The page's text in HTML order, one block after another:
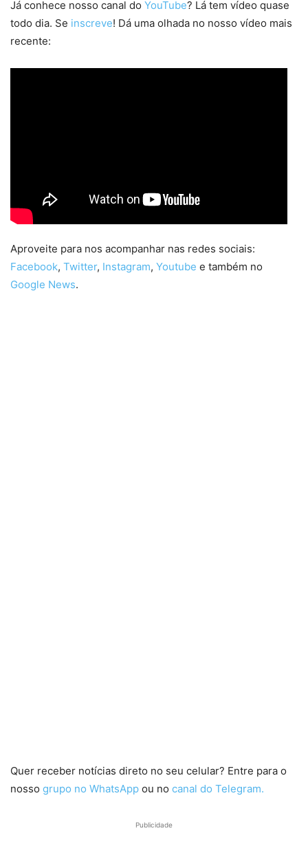
Já conhece nosso canal do YouTube? Lá tem vídeo quase
todo dia. Se inscreve! Dá uma olhada no nosso vídeo mais
recente:
Aproveite para nos acompanhar nas redes sociais:
Facebook, Twitter, Instagram, Youtube e também no
Google News.
Quer receber notícias direto no seu celular? Entre para o
nosso grupo no WhatsApp ou no canal do Telegram.
Publicidade